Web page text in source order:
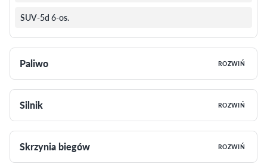
SUV-5d 6-os.
Paliwo ROZWIŃ
Silnik ROZWIŃ
Skrzynia biegów ROZWIŃ